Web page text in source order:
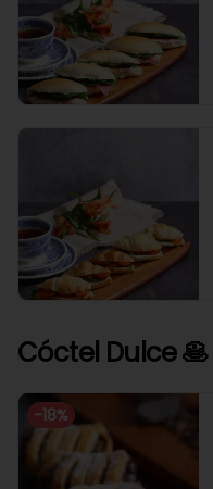
Cóctel Dulce 🥞
-18%